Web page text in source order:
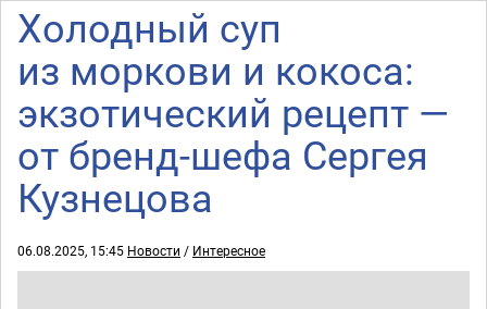
Холодный суп
из моркови и кокоса:
экзотический рецепт —
от бренд-шефа Сергея
Кузнецова
06.08.2025, 15:45 Новости / Интересное